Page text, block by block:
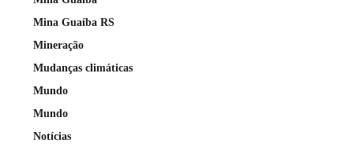
Mina Guaíba RS
Mineração
Mudanças climáticas
Mundo
Mundo
Notícias